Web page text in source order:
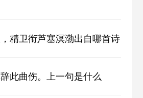
精卫衔芦塞溟渤出自哪首诗
此曲伤。上一句是什么